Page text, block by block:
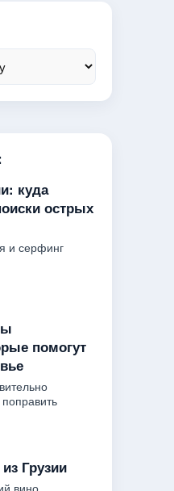
куда
острых
и серфинг
помогут
Грузии